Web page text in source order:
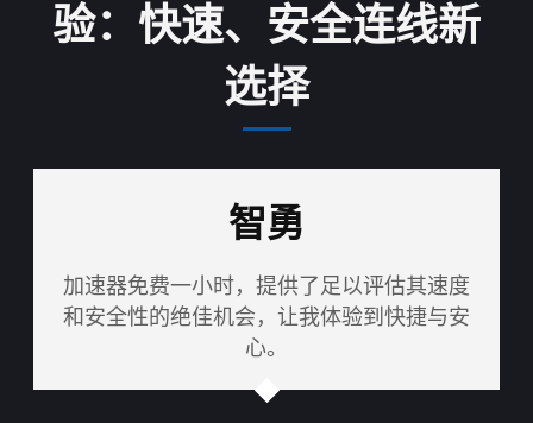
验：快速、安全连线新
选择
智勇
加速器免费一小时，提供了足以评估其速度
和安全性的绝佳机会，让我体验到快捷与安
心。